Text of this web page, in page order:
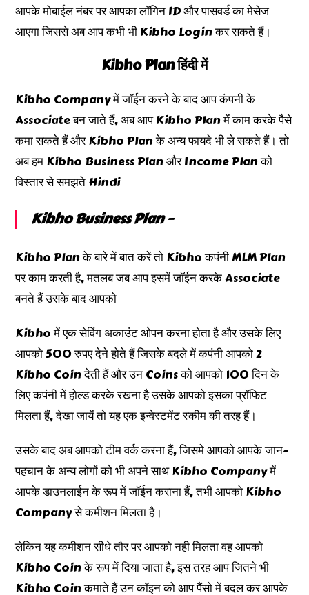
आपके मोबाईल नंबर पर आपका लॉगिन ID और पासवर्ड का मेसेज
आएगा जिससे अब आप कभी भी Kibho Login कर सकते हैं।
Kibho Plan हिंदी में
Kibho Company में जॉईन करने के बाद आप कंपनी के
Associate बन जाते हैं, अब आप Kibho Plan में काम करके पैसे
कमा सकते हैं और Kibho Plan के अन्य फायदे भी ले सकते हैं। तो
अब हम Kibho Business Plan और Income Plan को
विस्तार से समझते Hindi
Kibho Business Plan –
Kibho Plan के बारे में बात करें तो Kibho कपंनी MLM Plan
पर काम करती है, मतलब जब आप इसमें जॉईन करके Associate
बनते हैं उसके बाद आपको
Kibho में एक सेविंग अकाउंट ओपन करना होता है और उसके लिए
आपको 500 रुपए देने होते हैं जिसके बदले में कपंनी आपको 2
Kibho Coin देती हैं और उन Coins को आपको 100 दिन के
लिए कपंनी में होल्ड करके रखना है उसके आपको इसका प्रॉफिट
मिलता हैं, देखा जायें तो यह एक इन्वेस्टमेंट स्कीम की तरह हैं।
उसके बाद अब आपको टीम वर्क करना हैं, जिसमे आपको आपके जान-
पहचान के अन्य लोगों को भी अपने साथ Kibho Company में
आपके डाउनलाईन के रूप में जॉईन कराना हैं, तभी आपको Kibho
Company से कमीशन मिलता है।
लेकिन यह कमीशन सीधे तौर पर आपको नही मिलता वह आपको
Kibho Coin के रूप में दिया जाता है, इस तरह आप जितने भी
Kibho Coin कमाते हैं उन कॉइन को आप पैंसो में बदल कर आपके